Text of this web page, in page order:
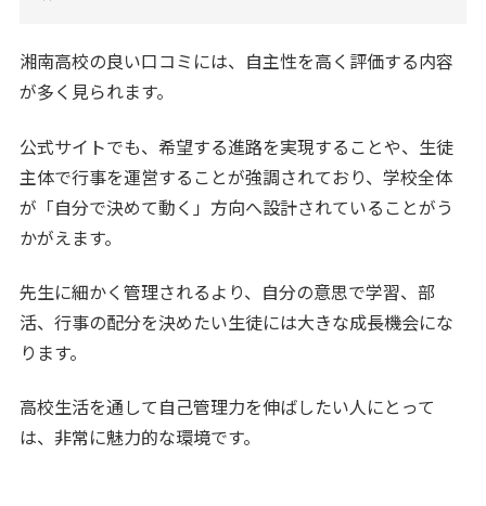
湘南高校の良い口コミには、自主性を高く評価する内容
が多く見られます。
公式サイトでも、希望する進路を実現することや、生徒
主体で行事を運営することが強調されており、学校全体
が「自分で決めて動く」方向へ設計されていることがう
かがえます。
先生に細かく管理されるより、自分の意思で学習、部
活、行事の配分を決めたい生徒には大きな成長機会にな
ります。
高校生活を通して自己管理力を伸ばしたい人にとって
は、非常に魅力的な環境です。